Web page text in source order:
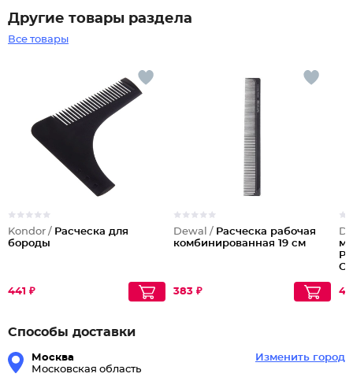
Другие товары раздела
Все товары
Kondor / Расческа для
бороды
441 ₽
Dewal / Расческа рабочая
комбинированная 19 см
383 ₽
Способы доставки
Москва
Московская область
Изменить город